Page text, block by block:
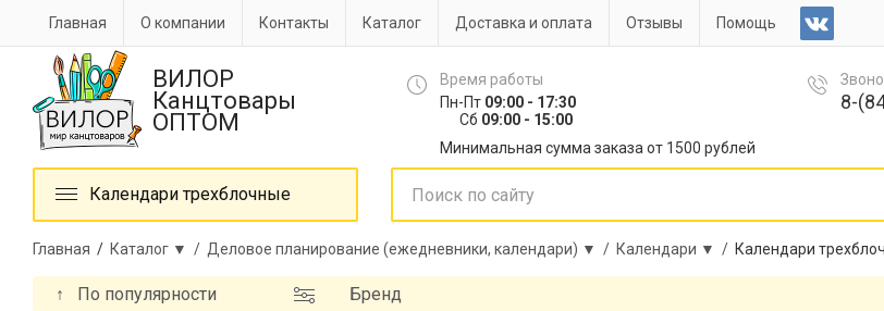
Главная О компании Контакты Каталог Доставка и оплата Отзывы Помощь
ВИЛОР
Канцтовары
ОПТОМ
Время работы
Пн-Пт 09:00 - 17:30
Сб 09:00 - 15:00
Минимальная сумма заказа от 1500 рублей
8-
Календари трехблочные
Главная / Каталог ▼ / Деловое планирование (ежедневники, календари) ▼ / Календари ▼ / Календари
↑ По популярности Бренд